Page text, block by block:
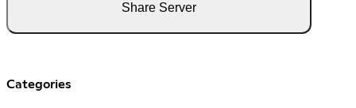
Share Server
Categories